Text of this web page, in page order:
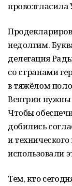
провозгласила
недолгим.
делегация
со странами
в тяжёлом
Венгрии нужны
Чтобы
добились
и
использовали
Тем, кто